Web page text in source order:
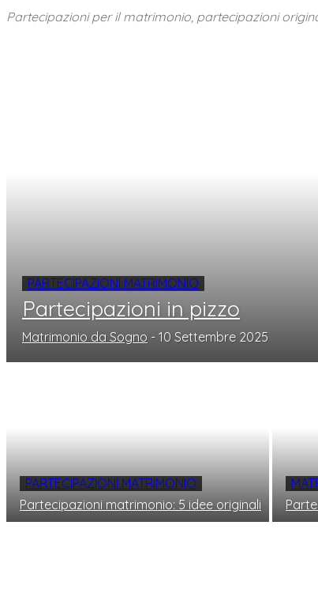
Partecipazioni per il matrimonio, partecipazioni
PARTECIPAZIONI MATRIMONIO
Partecipazioni in pizzo
Matrimonio da Sogno - 10 Settembre 2025
PARTECIPAZIONI MATRIMONIO
Partecipazioni matrimonio: 5 idee originali